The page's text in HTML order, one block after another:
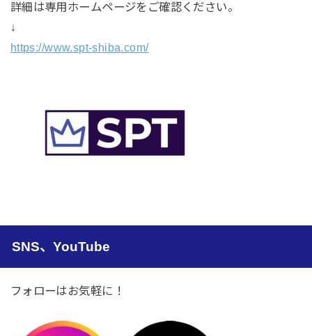
詳細は専用ホームページをご確認ください。
↓
https://www.spt-shiba.com/
SNS、YouTube
フォローはお気軽に！